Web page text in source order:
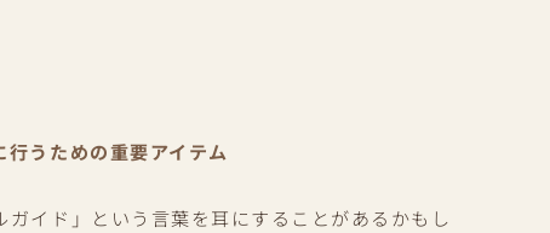
うための重要アイテム
イド」という言葉を耳にすることがあるかもし